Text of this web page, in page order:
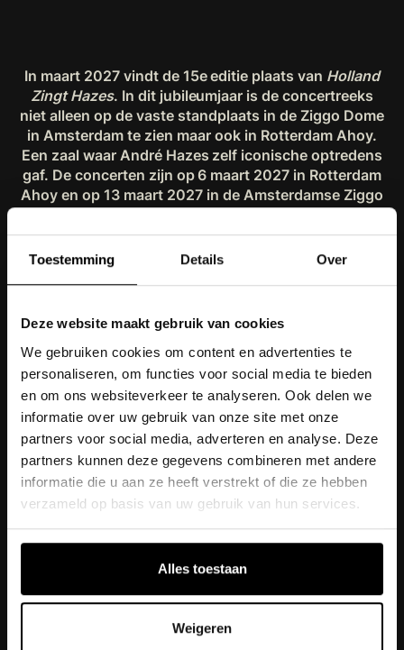
Toestemming Details Over
Deze website maakt gebruik van cookies
We gebruiken cookies om content en advertenties te
personaliseren, om functies voor social media te bieden
en om ons websiteverkeer te analyseren. Ook delen we
informatie over uw gebruik van onze site met onze
partners voor social media, adverteren en analyse. Deze
partners kunnen deze gegevens combineren met andere
informatie die u aan ze heeft verstrekt of die ze hebben
verzameld op basis van uw gebruik van hun services.
Alles toestaan
Weigeren
In maart 2027 vindt de 15e editie plaats van Holland
Zingt Hazes. In dit jubileumjaar is de concertreeks
niet alleen op de vaste standplaats in de Ziggo Dome
in Amsterdam te zien maar ook in Rotterdam Ahoy.
Een zaal waar André Hazes zelf iconische optredens
gaf. De concerten zijn op 6 maart 2027 in Rotterdam
Ahoy en op 13 maart 2027 in de Amsterdamse Ziggo
maart om 10:00 uur.
De grootste Hazes-ervaring ooit
Govert de Roos, de fotograaf die Hazes het vaakst
voor zijn lens had, stelt zijn volledige archief
beschikbaar voor de jubileumconcertreeks. Al zijn
beroemde foto’s maar ook nog niet eerder
uitgebracht materiaal, worden voor dit eerbetoon
verwerkt tot de grootste Hazes-ervaring ooit, waarin
André altijd en overal aanwezig is. Een Hazes
herinnering om nooit meer te vergeten.
de video over de aankondiging van